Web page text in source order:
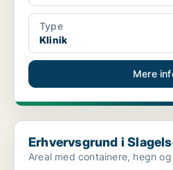
Type
Klinik
Mere
Erhvervsgrund i Slagelse
Erhvervsgrund i
Areal med containere, hegn